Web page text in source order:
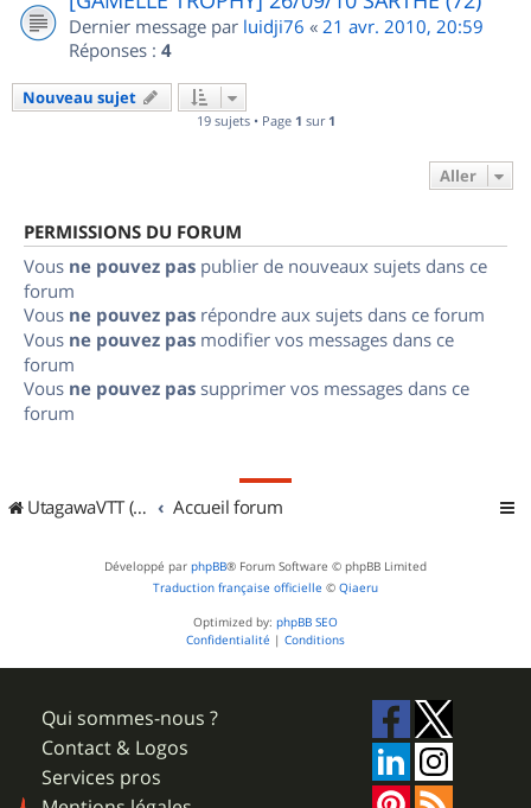
Dernier message par luidji76 « 21 avr. 2010, 20:59
Réponses : 4
Nouveau sujet
19 sujets • Page 1 sur 1
Aller
PERMISSIONS DU FORUM
Vous ne pouvez pas publier de nouveaux sujets dans ce
forum
Vous ne pouvez pas répondre aux sujets dans ce forum
Vous ne pouvez pas modifier vos messages dans ce
forum
Vous ne pouvez pas supprimer vos messages dans ce
forum
UtagawaVTT (Randos VTT et VTTAE avec traces GPS) Accueil forum
Développé par phpBB® Forum Software © phpBB Limited
Traduction française officielle © Qiaeru
Optimized by: phpBB SEO
Confidentialité | Conditions
Qui sommes-nous ?
Contact & Logos
Services pros